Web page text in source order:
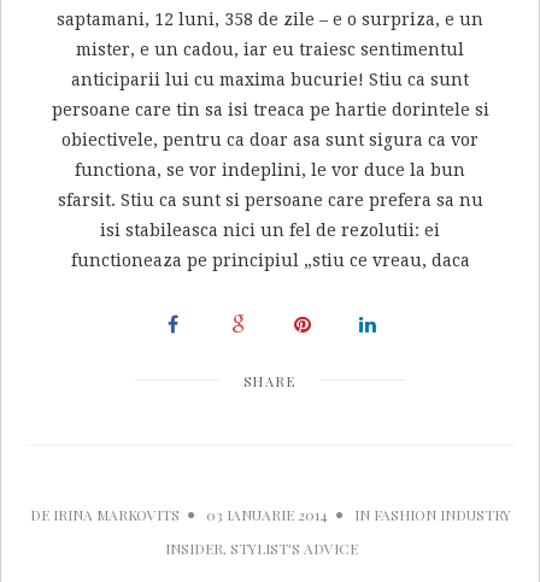
saptamani, 12 luni, 358 de zile – e o surpriza, e un
mister, e un cadou, iar eu traiesc sentimentul
anticiparii lui cu maxima bucurie! Stiu ca sunt
persoane care tin sa isi treaca pe hartie dorintele si
obiectivele, pentru ca doar asa sunt sigura ca vor
functiona, se vor indeplini, le vor duce la bun
sfarsit. Stiu ca sunt si persoane care prefera sa nu
isi stabileasca nici un fel de rezolutii: ei
functioneaza pe principiul „stiu ce vreau, daca
SHARE
DE IRINA MARKOVITS 03 IANUARIE 2014 IN FASHION INDUSTRY
INSIDER, STYLIST'S ADVICE